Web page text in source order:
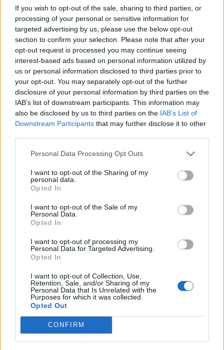
If you wish to opt-out of the sale, sharing to third parties, or
processing of your personal or sensitive information for
targeted advertising by us, please use the below opt-out
section to confirm your selection. Please note that after your
opt-out request is processed you may continue seeing
interest-based ads based on personal information utilized by
us or personal information disclosed to third parties prior to
your opt-out. You may separately opt-out of the further
disclosure of your personal information by third parties on the
IAB’s list of downstream participants. This information may
also be disclosed by us to third parties on the IAB’s List of
Downstream Participants that may further disclose it to other
Personal Data Processing Opt Outs
I want to opt-out of the Sharing of my
personal data.
Opted In
I want to opt-out of the Sale of my
Personal Data.
Opted In
I want to opt-out of processing my
Personal Data for Targeted Advertising.
Opted In
I want to opt-out of Collection, Use,
Retention, Sale, and/or Sharing of my
Personal Data that Is Unrelated with the
Purposes for which it was collected.
Opted Out
CONFIRM
Minka 11. rész
T. szereti a fiatal lányokat 14. rész
Pedig szóltam… – Miért nem hiszünk a
A legidegesítőbb kifejezések laza
gyűjteménye
Elyna Robbs: Adéle és az örökölt árnyak
A világ legismertebb ruhái